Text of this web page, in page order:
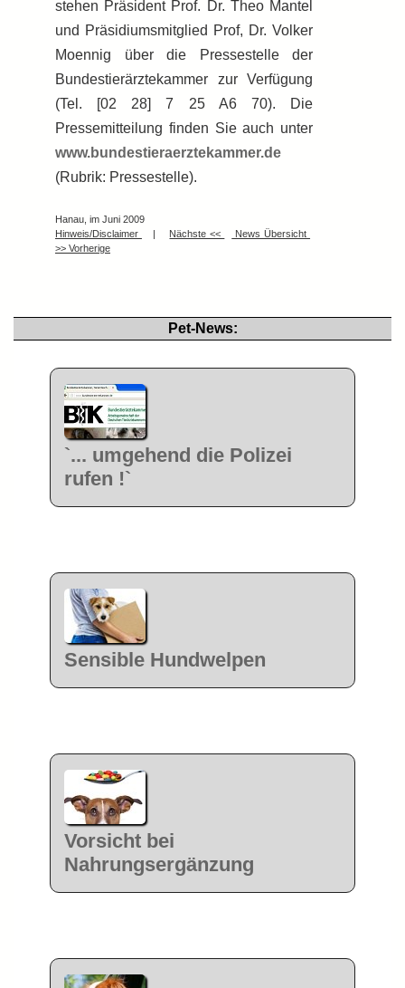
stehen Präsident Prof. Dr. Theo Mantel
und Präsidiumsmitglied Prof, Dr. Volker
Moennig über die Pressestelle der
Bundestierärztekammer zur Verfügung
(Tel. [02 28] 7 25 A6 70). Die
Pressemitteilung finden Sie auch unter
www.bundestieraerztekammer.de
(Rubrik: Pressestelle).
Hanau, im Juni 2009
Hinweis/Disclaimer
| Nächste <<
News Übersicht
>> Vorherige
Pet-News:
`... umgehend die Polizei
rufen !`
Sensible Hundwelpen
Vorsicht bei
Nahrungsergänzung